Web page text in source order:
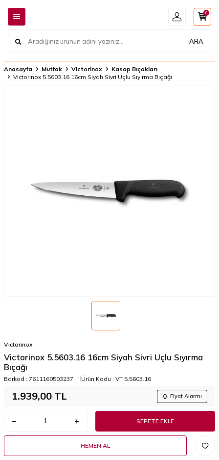
ARA
0
Anasayfa Mutfak Victorinox
Kasap Bıçakları
Victorinox 5.5603.16 16cm Siyah Sivri Uçlu Sıyırma Bıçağı
Victorinox
Victorinox 5.5603.16 16cm Siyah Sivri Uçlu Sıyırma
Bıçağı
Barkod : 7611160503237 Ürün Kodu : VT 5.5603.16
1.939,00 TL Fiyat Alarmı
SEPETE EKLE
HEMEN AL